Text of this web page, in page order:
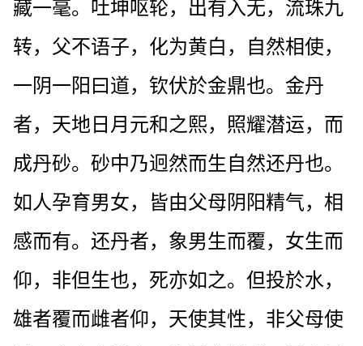
藏一毫。吐坤呕轮，出有入无，流珠九
转，父不语子，化为黄白，自然相使，
一阴一阳曰道，钦伏於金鼎也。金丹
者，天地日月元和之熙，照耀潜运，而
成丹砂。砂中乃迥然而生自然还丹也。
如人孕育男女，皆由父母阴阳精气，相
感而有。还丹者，象男生而覆，女生而
仰，非但生也，死亦如之。但投於水，
雄者覆而雌者仰，天使其性，非父母使